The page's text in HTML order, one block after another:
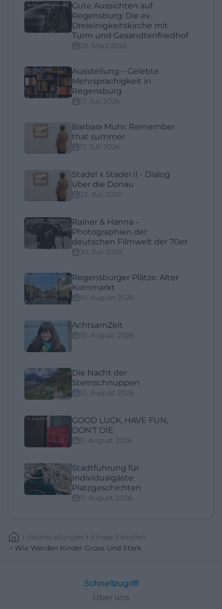
Gute Aussichten auf
Regensburg: Die ev.
Dreieinigkeitskirche mit
Turm und Gesandtenfriedhof
28. März 2026
Ausstellung – Gelebte
Mehrsprachigkeit in
Regensburg
17. Juli 2026
Barbara Muhr: Remember
that summer
17. Juli 2026
Stadel x Stadel II - Dialog
über die Donau
23. Juli 2026
Rainer & Hanna –
Photographien der
deutschen Filmwelt der 70er
30. Juli 2026
Regensburger Plätze: Alter
Kornmarkt
10. August 2026
AchtsamZeit
10. August 2026
Die Nacht der
Sternschnuppen
10. August 2026
GOOD LUCK, HAVE FUN,
DON’T DIE
11. August 2026
Stadtführung für
Individualgäste:
Platzgeschichten
11. August 2026
Veranstaltungen
Kinder Familien
Wie Werden Kinder Gross Und Stark
Schnellzugriff
Über uns